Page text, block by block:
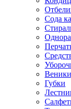
Сода
Губки